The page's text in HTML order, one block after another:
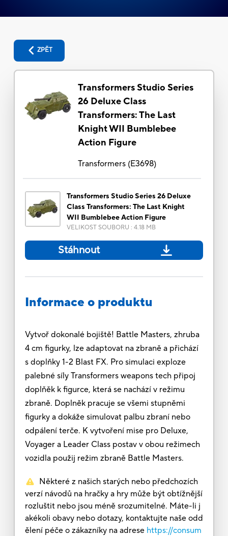
ZPĚT
Transformers Studio Series
26 Deluxe Class
Transformers: The Last
Knight WII Bumblebee
Action Figure
Transformers(E3698)
Transformers Studio Series 26 Deluxe
Class Transformers: The Last Knight
WII Bumblebee Action Figure
VELIKOST SOUBORU : 4.18 MB
Stáhnout
Informace o produktu
Vytvoř dokonalé bojiště! Battle Masters, zhruba
4 cm figurky, lze adaptovat na zbraně a přichází
s doplňky 1-2 Blast FX. Pro simulaci exploze
palebné síly Transformers weapons tech připoj
doplňěk k figurce, která se nachází v režimu
zbraně. Doplněk pracuje se všemi stupněmi
figurky a dokáže simulovat palbu zbraní nebo
odpálení terče. K vytvoření mise pro Deluxe,
Voyager a Leader Class postav v obou režimech
vozidla použij režim zbraně Battle Masters.
Některé z našich starých nebo předchozích
verzí návodů na hračky a hry může být obtížnější
rozluštit nebo jsou méně srozumitelné. Máte-li j
akékoli obavy nebo dotazy, kontaktujte naše odd
ělení péče o zákazníky na adrese https://consum